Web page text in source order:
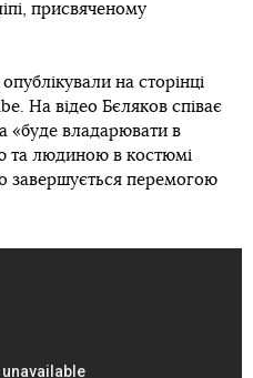
присвяченому
на сторінці
На відео Бєляков співає
«буде владарювати в
та людиною в костюмі
завершується перемогою